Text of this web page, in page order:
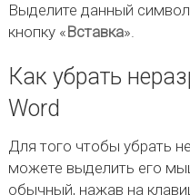
Выделите данный
кнопку «Вставка».
Как убрать
Word
Для того чтобы убрать
можете выделить его
обычный, нажав на